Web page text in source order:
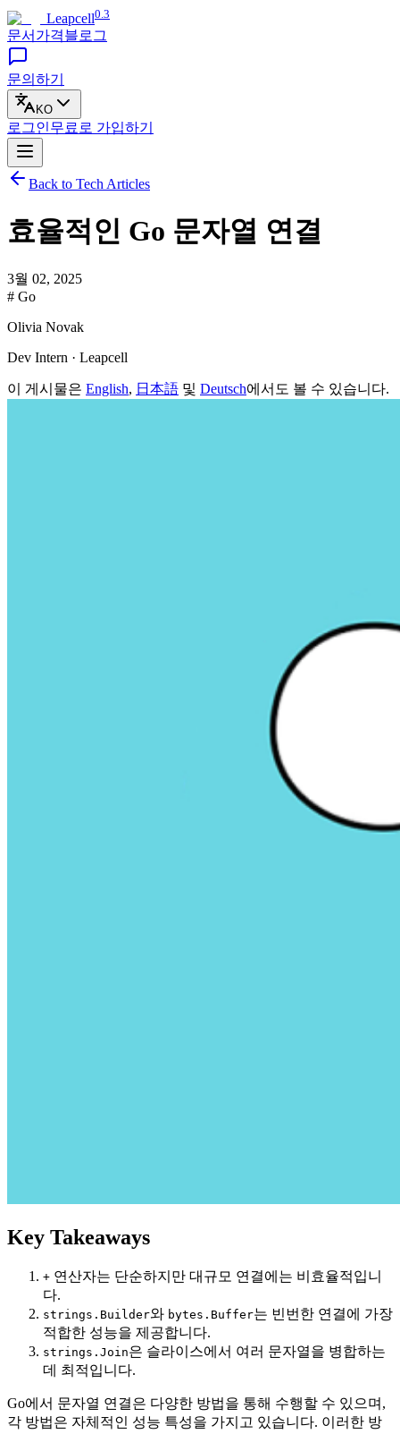
Leapcell0.3
문서 가격블로그
문의하기
KO
로그인무료로 가입하기
Back to Tech Articles
효율적인 Go 문자열 연결
3월 02, 2025
# Go
Olivia Novak
Dev Intern · Leapcell
이 게시물은 English, 日本語 및 Deutsch에서도 볼 수 있습니다.
Key Takeaways
+ 연산자는 단순하지만 대규모 연결에는 비효율적입니
다.
strings.Builder와 bytes.Buffer는 빈번한 연결에 가장
적합한 성능을 제공합니다.
strings.Join은 슬라이스에서 여러 문자열을 병합하는
데 최적입니다.
Go에서 문자열 연결은 다양한 방법을 통해 수행할 수 있으며,
각 방법은 자체적인 성능 특성을 가지고 있습니다. 이러한 방